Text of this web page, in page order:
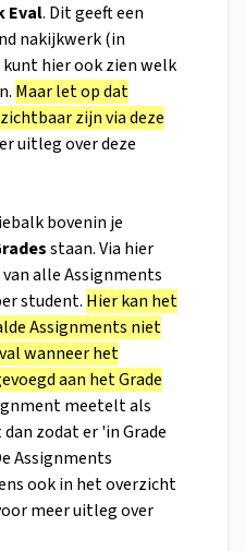
Eval. Dit geeft een
nakijkwerk (in
kunt hier ook zien welk
Maar let op dat
zijn via deze
uitleg over deze
bovenin je
staan. Via hier
alle Assignments
student. Hier kan het
Assignments niet
wanneer het
aan het Grade
meetelt als
zodat er 'in Grade
Assignments
ook in het overzicht
meer uitleg over